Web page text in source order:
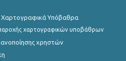
Υπόβαθρα
χαρτογραφικών υποβάθρων
χρηστών